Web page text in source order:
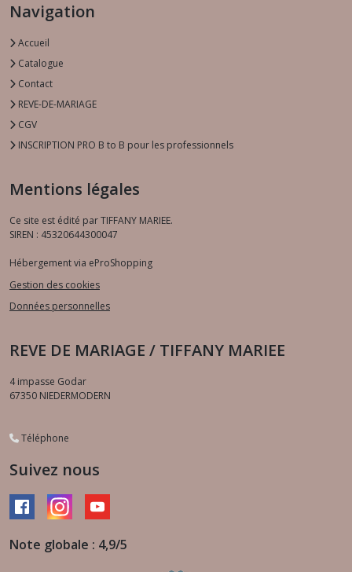
Navigation
Accueil
Catalogue
Contact
REVE-DE-MARIAGE
CGV
INSCRIPTION PRO B to B pour les professionnels
Mentions légales
Ce site est édité par TIFFANY MARIEE.
SIREN : 45320644300047
Hébergement via eProShopping
Gestion des cookies
Données personnelles
REVE DE MARIAGE / TIFFANY MARIEE
4 impasse Godar
67350 NIEDERMODERN
Téléphone
Suivez nous
Note globale : 4,9/5